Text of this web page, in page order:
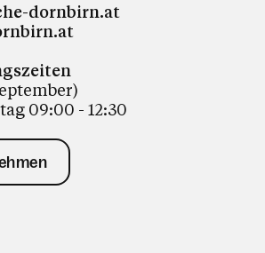
dornbirn.at
09:00 - 12:30